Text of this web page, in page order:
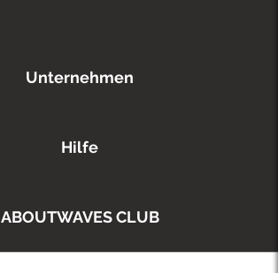
Unternehmen
Hilfe
ABOUTWAVES CLUB